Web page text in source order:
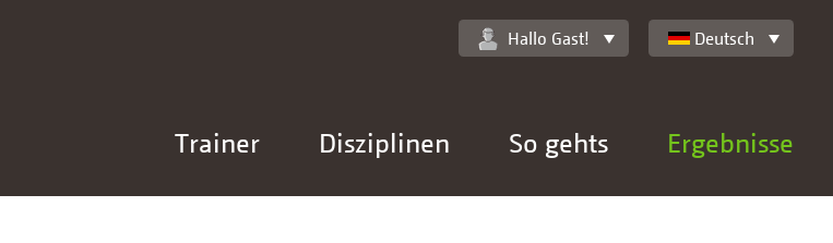
Trainer Disziplinen So gehts Ergebnisse
Hallo Gast! Deutsch